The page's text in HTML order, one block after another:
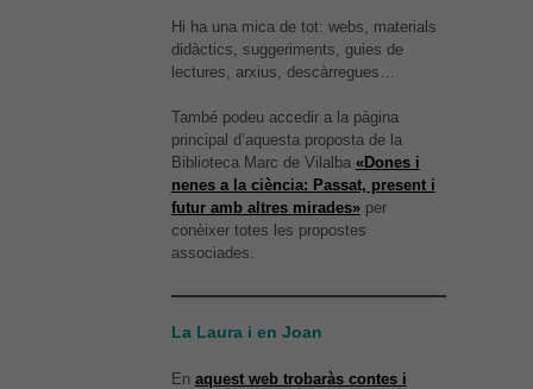
Hi ha una mica de tot: webs, materials
didàctics, suggeriments, guies de
lectures, arxius, descàrregues…
També podeu accedir a la pàgina
principal d’aquesta proposta de la
Biblioteca Marc de Vilalba «Dones i
nenes a la ciència: Passat, present i
futur amb altres mirades»per
conèixer totes les propostes
associades.
La Laura i en Joan
En aquest web trobaràs contes i